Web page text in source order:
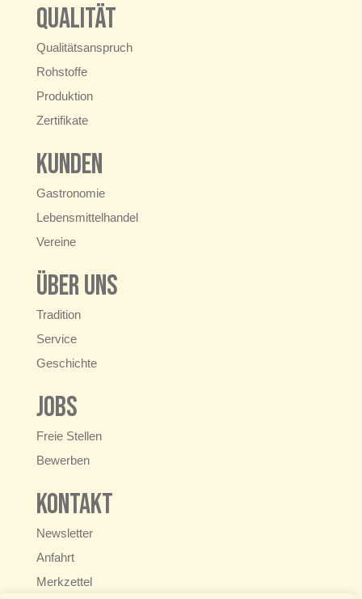
Qualität
Qualitätsanspruch
Rohstoffe
Produktion
Zertifikate
Kunden
Gastronomie
Lebensmittelhandel
Vereine
Über uns
Tradition
Service
Geschichte
Jobs
Freie Stellen
Bewerben
Kontakt
Newsletter
Anfahrt
Merkzettel